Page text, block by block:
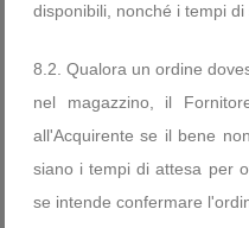
disponibili, nonché i tempi di
8.2. Qualora un ordine
nel magazzino, il
all'Acquirente se il bene
siano i tempi di attesa per
se intende confermare